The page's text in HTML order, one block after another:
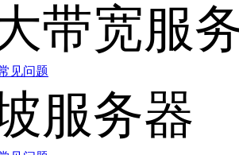
带宽服
见问题
服务器